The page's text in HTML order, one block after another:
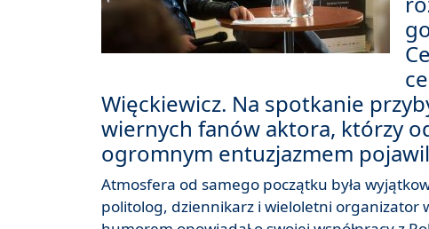
Więckiewicz. Na spotkanie
wiernych fanów aktora, którzy
ogromnym entuzjazmem
Atmosfera od samego początku była
politolog, dziennikarz i wieloletni organizator